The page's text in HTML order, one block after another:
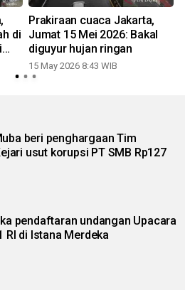
di
Prakiraan cuaca Jakarta,
Jumat 15 Mei 2026: Bakal
diguyur hujan ringan
15 May 2026 8:43 WIB
beri penghargaan Tim
usut korupsi PT SMB Rp127
pendaftaran undangan Upacara
RI di Istana Merdeka